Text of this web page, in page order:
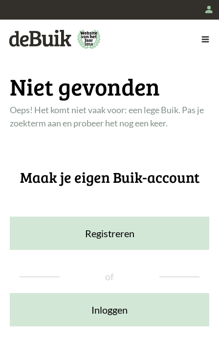
Niet gevonden
Oeps! Het komt niet vaak voor: een lege Buik. Pas je
zoekterm aan en probeer het nog een keer.
Maak je eigen Buik-account
Registreren
of
Inloggen
De Buik